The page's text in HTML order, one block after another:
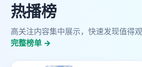
热播榜
高关注内容集中展示，快速发现值得观
完整榜单 →